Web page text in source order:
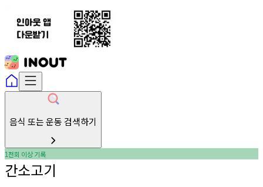
음식 또는 운동 검색하기
1천회 이상기록
간소고기